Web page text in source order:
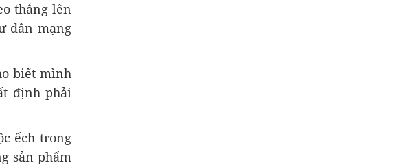
thẳng lên
dân mạng
biết mình
định phải
ếch trong
sản phẩm